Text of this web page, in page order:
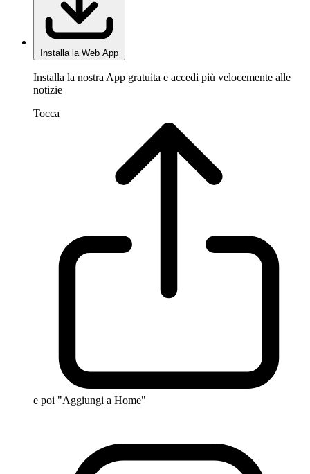
Installa la Web App
Installa la nostra App gratuita e accedi più velocemente alle
notizie
Tocca
e poi "Aggiungi a Home"